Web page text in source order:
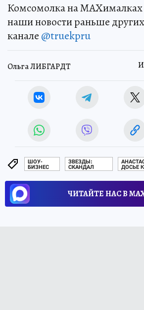
Комсомолка на MAXималках
наши новости раньше
канале @truekpru
Ольга ЛИБГАРДТ
ШОУ-
БИЗНЕС
ЗВЕЗДЫ:
СКАНДАЛ
ДОСЬЕ
ЧИТАЙТЕ НАС В